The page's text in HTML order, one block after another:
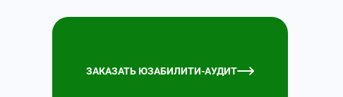
ЗАКАЗАТЬ ЮЗАБИЛИТИ-АУДИТ